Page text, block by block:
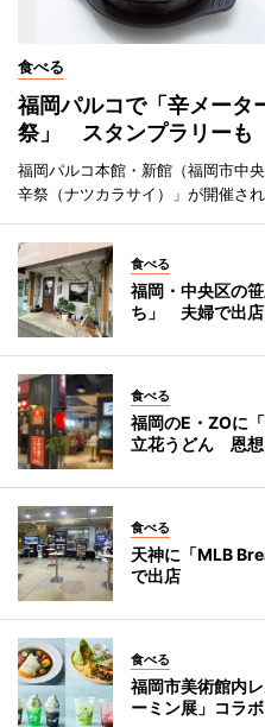
食べる
福岡パルコで「辛メータ
祭」 スタンプラリーも
福岡パルコ本館・新館（福岡市中
辛祭（ナツカラサイ）」が開催され
食べる
福岡・中央区の
ち」 夫婦で出店
食べる
福岡のE・ZOに
立花うどん 恩想
食べる
天神に「MLB
で出店
食べる
福岡市美術館内
ーミン展」コラ